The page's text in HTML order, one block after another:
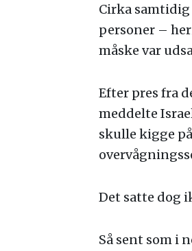
Cirka
personer –
måske var
Efter pres fra
meddelte
skulle kigge
Det satte dog
Så sent som i